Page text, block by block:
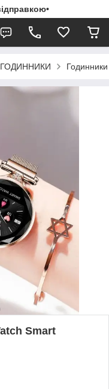
Smart